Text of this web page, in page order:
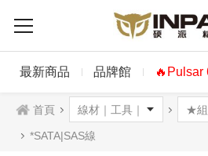
最新商品 品牌館 🔥Pulsar
首頁
*SATA|SAS線